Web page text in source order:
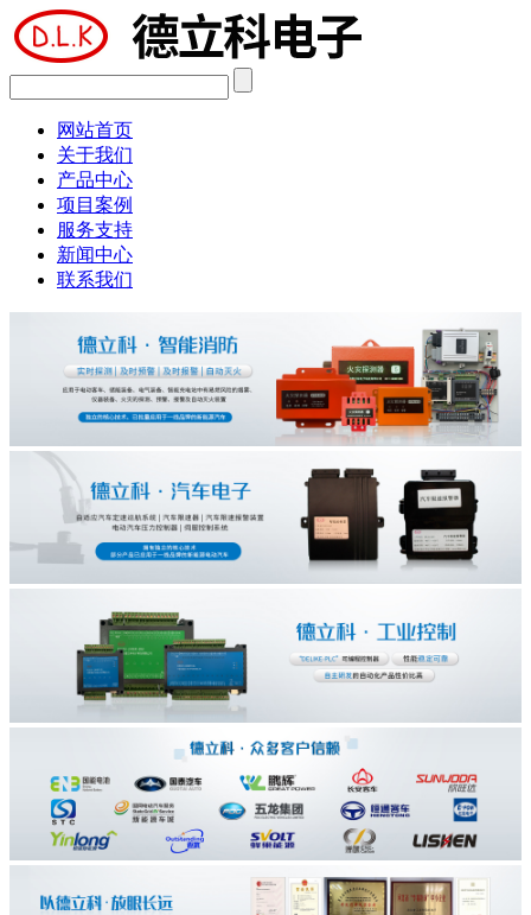
网站首页
关于我们
产品中心
项目案例
服务支持
新闻中心
联系我们